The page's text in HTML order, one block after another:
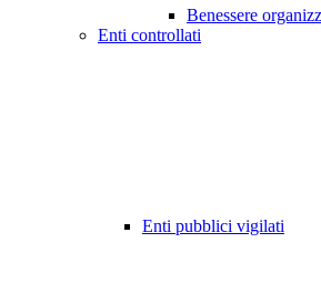
Benessere
Enti controllati
Enti pubblici vigilati